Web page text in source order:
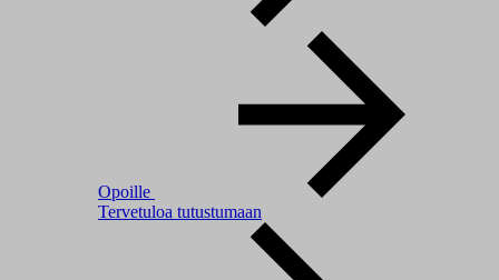
Opoille
Tervetuloa tutustumaan